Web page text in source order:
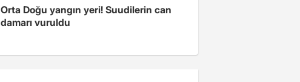
Orta Doğu yangın yeri! Suudilerin can
damarı vuruldu